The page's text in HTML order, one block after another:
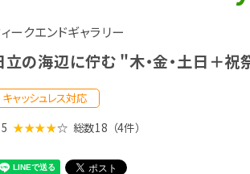
ークエンドギャラリー
立の海辺に佇む "木・金・土日＋
キャッシュレス対応
★★★★☆ 総数18 （4件）